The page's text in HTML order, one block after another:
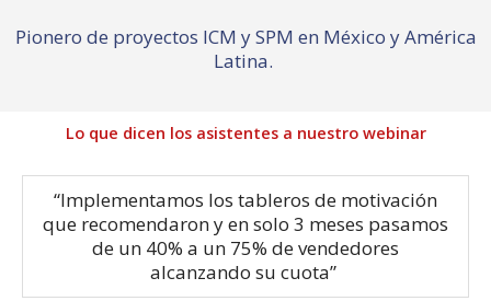
Pionero de proyectos ICM y SPM en México y América
Latina.
Lo que dicen los asistentes a nuestro webinar
“Implementamos los tableros de motivación
que recomendaron y en solo 3 meses pasamos
de un 40% a un 75% de vendedores
alcanzando su cuota”